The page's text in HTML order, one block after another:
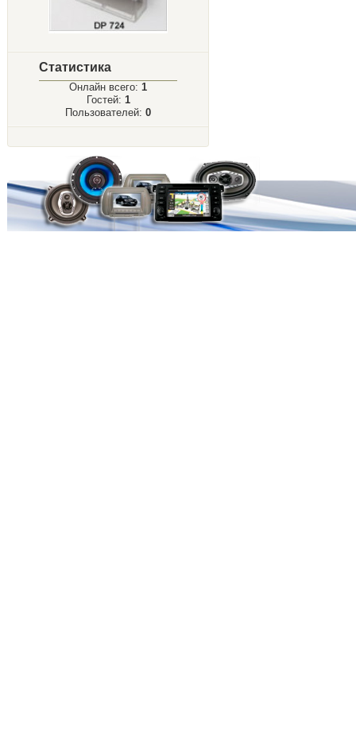
Статистика
Онлайн всего: 1
Гостей: 1
Пользователей: 0